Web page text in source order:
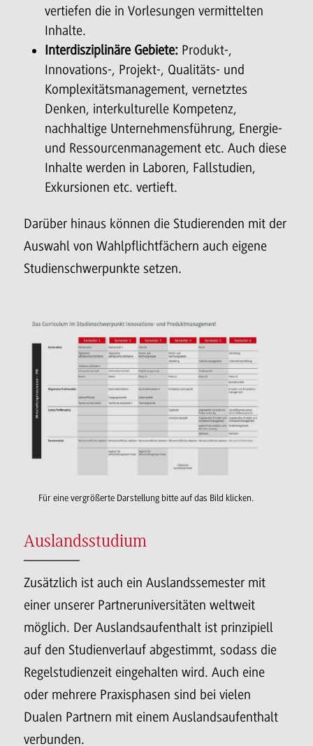
vertiefen die in Vorlesungen vermittelten
Inhalte.
Interdisziplinäre Gebiete: Produkt-,
Innovations-, Projekt-, Qualitäts- und
Komplexitätsmanagement, vernetztes
Denken, interkulturelle Kompetenz,
nachhaltige Unternehmensführung, Energie-
und Ressourcenmanagement etc. Auch diese
Inhalte werden in Laboren, Fallstudien,
Exkursionen etc. vertieft.
Darüber hinaus können die Studierenden mit der
Auswahl von Wahlpflichtfächern auch eigene
Studienschwerpunkte setzen.
Für eine vergrößerte Darstellung bitte auf das Bild klicken.
Auslandsstudium
Zusätzlich ist auch ein Auslandssemester mit
einer unserer Partneruniversitäten weltweit
möglich. Der Auslandsaufenthalt ist prinzipiell
auf den Studienverlauf abgestimmt, sodass die
Regelstudienzeit eingehalten wird. Auch eine
oder mehrere Praxisphasen sind bei vielen
Dualen Partnern mit einem Auslandsaufenthalt
verbunden.